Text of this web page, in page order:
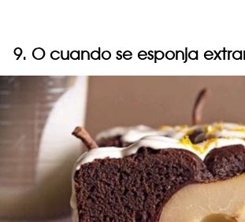
9. O cuando se esponja